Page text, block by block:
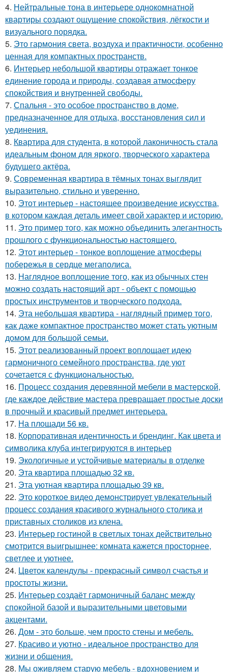
4. Нейтральные тона в интерьере однокомнатной
квартиры создают ощущение спокойствия, лёгкости и
визуального порядка.
5. Это гармония света, воздуха и практичности, особенно
ценная для компактных пространств.
6. Интерьер небольшой квартиры отражает тонкое
единение города и природы, создавая атмосферу
спокойствия и внутренней свободы.
7. Спальня - это особое пространство в доме,
предназначенное для отдыха, восстановления сил и
уединения.
8. Квартира для студента, в которой лаконичность стала
идеальным фоном для яркого, творческого характера
будущего актёра.
9. Современная квартира в тёмных тонах выглядит
выразительно, стильно и уверенно.
10. Этот интерьер - настоящее произведение искусства,
в котором каждая деталь имеет свой характер и историю.
11. Это пример того, как можно объединить элегантность
прошлого с функциональностью настоящего.
12. Этот интерьер - тонкое воплощение атмосферы
побережья в сердце мегаполиса.
13. Наглядное воплощение того, как из обычных стен
можно создать настоящий арт - объект с помощью
простых инструментов и творческого подхода.
14. Эта небольшая квартира - наглядный пример того,
как даже компактное пространство может стать уютным
домом для большой семьи.
15. Этот реализованный проект воплощает идею
гармоничного семейного пространства, где уют
сочетается с функциональностью.
16. Процесс создания деревянной мебели в мастерской,
где каждое действие мастера превращает простые доски
в прочный и красивый предмет интерьера.
17. На площади 56 кв.
18. Корпоративная идентичность и брендинг. Как цвета и
символика клуба интегрируются в интерьер
19. Экологичные и устойчивые материалы в отделке
20. Эта квартира площадью 32 кв.
21. Эта уютная квартира площадью 39 кв.
22. Это короткое видео демонстрирует увлекательный
процесс создания красивого журнального столика и
приставных столиков из клена.
23. Интерьер гостиной в светлых тонах действительно
смотрится выигрышнее: комната кажется просторнее,
светлее и уютнее.
24. Цветок календулы - прекрасный символ счастья и
простоты жизни.
25. Интерьер создаёт гармоничный баланс между
спокойной базой и выразительными цветовыми
акцентами.
26. Дом - это больше, чем просто стены и мебель.
27. Красиво и уютно - идеальное пространство для
жизни и общения.
28. Мы оживляем старую мебель - вдохновением и